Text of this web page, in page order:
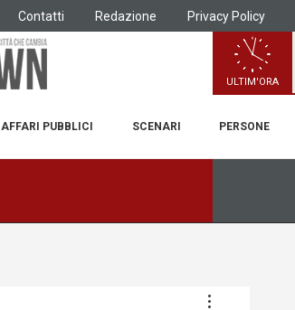
Contatti Redazione Privacy Policy
ULTIM'ORA
AFFARI PUBBLICI SCENARI PERSONE